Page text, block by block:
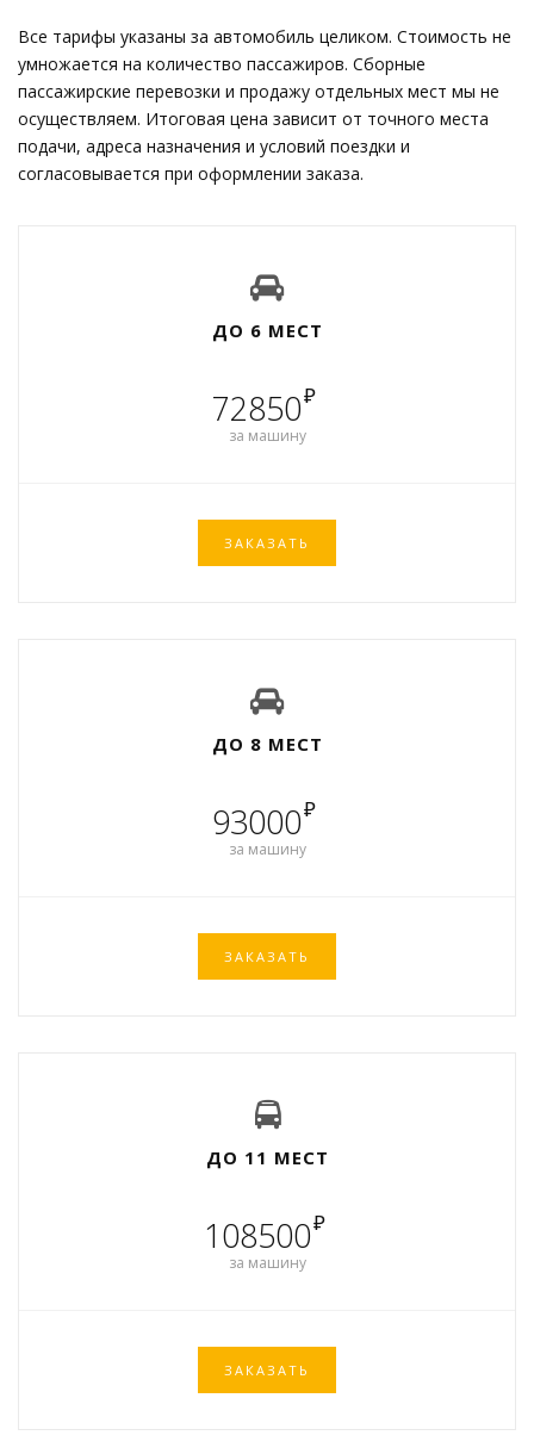
Все тарифы указаны за автомобиль целиком. Стоимость не
умножается на количество пассажиров. Сборные
пассажирские перевозки и продажу отдельных мест мы не
осуществляем. Итоговая цена зависит от точного места
подачи, адреса назначения и условий поездки и
согласовывается при оформлении заказа.
ДО 6 МЕСТ
72850₽
за машину
ЗАКАЗАТЬ
ДО 8 МЕСТ
93000₽
за машину
ЗАКАЗАТЬ
ДО 11 МЕСТ
108500₽
за машину
ЗАКАЗАТЬ